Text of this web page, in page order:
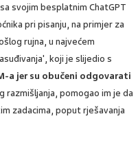
svojim besplatnim ChatGPT
pri pisanju, na primjer za
rujna, u najvećem
koji je slijedio s
a jer su obučeni odgovarati
razmišljanja, pomogao im je da
zadacima, poput rješavanja